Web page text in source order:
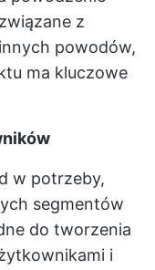
z
powodów,
ma kluczowe
w potrzeby,
segmentów
do tworzenia
i